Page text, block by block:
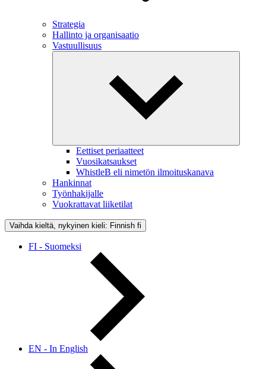
Strategia
Hallinto ja organisaatio
Vastuullisuus
Eettiset periaatteet
Vuosikatsaukset
WhistleB eli nimetön ilmoituskanava
Hankinnat
Työnhakijalle
Vuokrattavat liiketilat
Vaihda kieltä, nykyinen kieli: Finnish fi
FI - Suomeksi
EN - In English